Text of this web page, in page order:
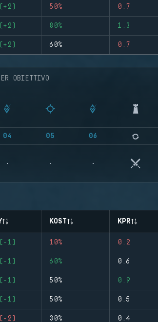
50% 0.7
80% 1.3
60% 0.7
OBIETTIVO
04 05 06
KOST KPR
1) 10% 0.2
1) 60% 0.6
1) 50% 0.9
1) 50% 0.5
2) 30% 0.4